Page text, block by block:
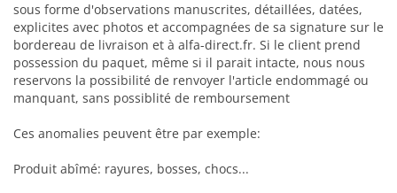
sous forme d'observations manuscrites, détaillées, datées,
explicites avec photos et accompagnées de sa signature sur le
bordereau de livraison et à alfa-direct.fr. Si le client prend
possession du paquet, même si il parait intacte, nous nous
reservons la possibilité de renvoyer l'article endommagé ou
manquant, sans possiblité de remboursement
Ces anomalies peuvent être par exemple:
Produit abîmé: rayures, bosses, chocs...